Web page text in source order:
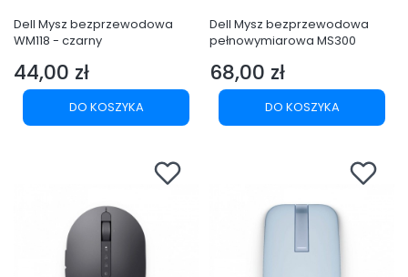
Dell Mysz bezprzewodowa
WM118 - czarny
Cena
44,00 zł
DO KOSZYKA
Dell Mysz bezprzewodowa
pełnowymiarowa MS300
Cena
68,00 zł
DO KOSZYKA